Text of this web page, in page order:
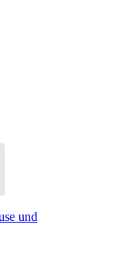
und